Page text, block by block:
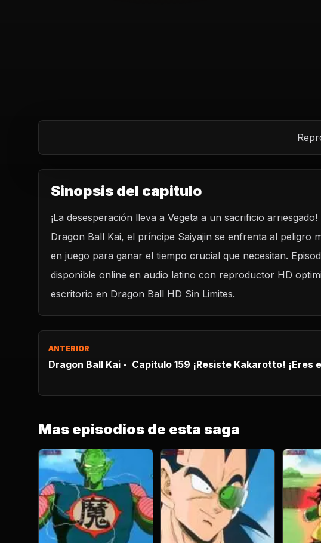
Sinopsis del capitulo
¡La desesperación lleva a Vegeta a un sacrificio
Dragon Ball Kai, el príncipe Saiyajin se enfrenta al peligro
en juego para ganar el tiempo crucial que necesitan.
disponible online en audio latino con reproductor HD
escritorio en Dragon Ball HD Sin Limites.
ANTERIOR
Mas episodios de esta saga